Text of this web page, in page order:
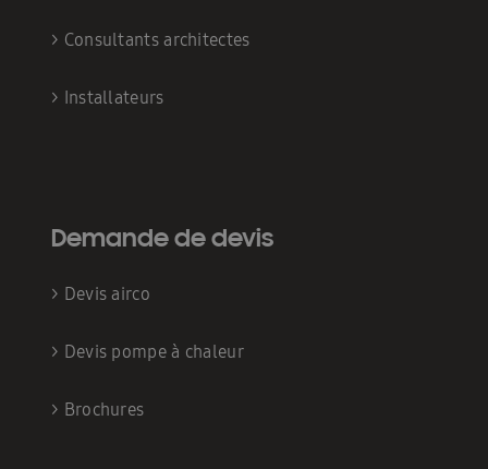
> Consultants architectes
> Installateurs
Demande de devis
> Devis airco
> Devis pompe à chaleur
> Brochures